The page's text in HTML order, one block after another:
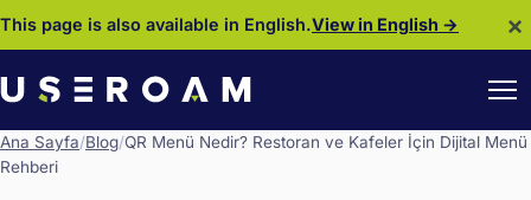
This page is also available in English.View in English → ×
Ana Sayfa/Blog/QR Menü Nedir? Restoran ve Kafeler İçin Dijital Menü
Rehberi